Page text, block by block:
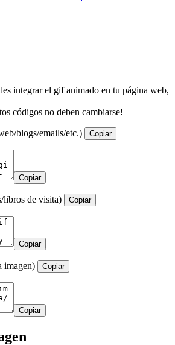
integrar el gif animado en tu página web,
códigos no deben cambiarse!
blogs/emails/etc.) Copiar
Copiar
libros de visita) Copiar
Copiar
imagen) Copiar
Copiar